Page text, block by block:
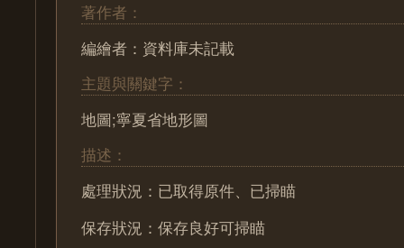
著作者：
編繪者：資料庫未記載
主題與關鍵字：
地圖;寧夏省地形圖
描述：
處理狀況：已取得原件、已掃瞄
保存狀況：保存良好可掃瞄